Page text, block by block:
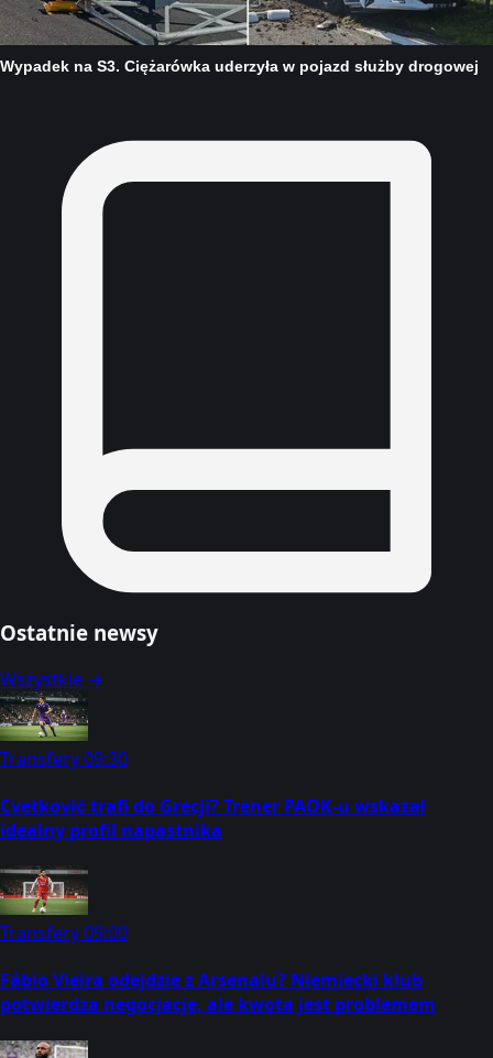
Ostatnie newsy
Wszystkie →
Transfery09:30
Cvetković trafi do Grecji? Trener PAOK-u wskazał
idealny profil napastnika
Transfery09:00
Fábio Vieira odejdzie z Arsenalu? Niemiecki klub
potwierdza negocjacje, ale kwota jest problemem